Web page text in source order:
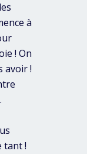
à
! On
avoir !
tant !